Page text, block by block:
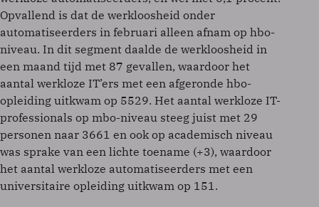
Opvallend is dat de werkloosheid onder
automatiseerders in februari alleen afnam op hbo-
niveau. In dit segment daalde de werkloosheid in
een maand tijd met 87 gevallen, waardoor het
aantal werkloze IT’ers met een afgeronde hbo-
opleiding uitkwam op 5529. Het aantal werkloze IT-
professionals op mbo-niveau steeg juist met 29
personen naar 3661 en ook op academisch niveau
was sprake van een lichte toename (+3), waardoor
het aantal werkloze automatiseerders met een
universitaire opleiding uitkwam op 151.